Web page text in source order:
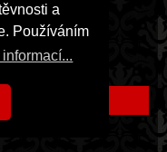
a
Používáním